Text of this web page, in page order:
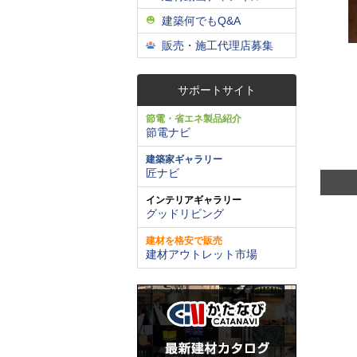
建築何でもQ&A
販売・施工代理店募集
サポートサイト
節電・省エネ製品紹介
節電ナビ
建築家ギャラリー
匠ナビ
インテリアギャラリー
グッドリビング
建材を格安で販売
建材アウトレット市場